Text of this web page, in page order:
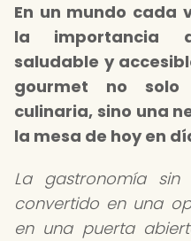
En un mundo cada
la importancia
saludable y
gourmet no solo
culinaria, sino una
la mesa de hoy en
La gastronomía
convertido en una
en una puerta